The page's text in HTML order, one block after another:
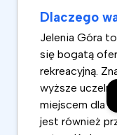
Dlaczego
Jelenia Góra
się bogatą
rekreacyjną.
wyższe
miejscem dla
jest również